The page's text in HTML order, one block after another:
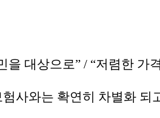
을 대상으로” / “저렴한
사와는 확연히 차별화